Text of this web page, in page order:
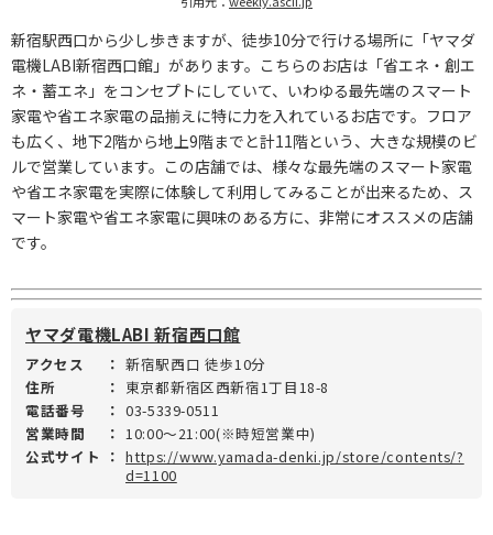
新宿駅西口から少し歩きますが、徒歩10分で行ける場所に「ヤマダ
電機LABI新宿西口館」があります。こちらのお店は「省エネ・創エ
ネ・蓄エネ」をコンセプトにしていて、いわゆる最先端のスマート
家電や省エネ家電の品揃えに特に力を入れているお店です。フロア
も広く、地下2階から地上9階までと計11階という、大きな規模のビ
ルで営業しています。この店舗では、様々な最先端のスマート家電
や省エネ家電を実際に体験して利用してみることが出来るため、ス
マート家電や省エネ家電に興味のある方に、非常にオススメの店舗
です。
ヤマダ電機LABI 新宿西口館
アクセス ： 新宿駅西口 徒歩10分
住所
： 東京都新宿区西新宿1丁目18-8
電話番号
： 03-5339-0511
営業時間
： 10:00～21:00(※時短営業中)
公式サイト
： https://www.yamada-denki.jp/store/contents/?
d=1100